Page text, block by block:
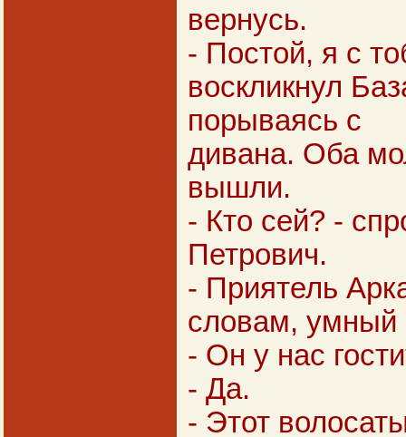
вернусь.
- Постой, я с
воскликнул
порываясь с
дивана. Оба
вышли.
- Кто сей? -
Петрович.
- Приятель
словам, умный
- Он у нас
- Да.
- Этот